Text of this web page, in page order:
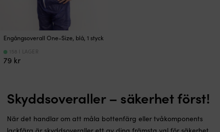
Engångsoverall One-Size, blå, 1 styck
79 kr
158 I LAGER
Skyddsoveraller – säkerhet först!
När det handlar om att måla bottenfärg eller tvåkomponents